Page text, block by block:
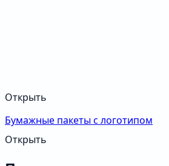
Открыть
Бумажные пакеты с логотипом
Открыть